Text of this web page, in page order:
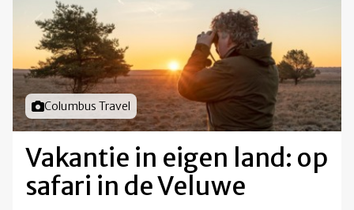
Foto door
Columbus Travel
Vakantie in eigen land: op
safari in de Veluwe